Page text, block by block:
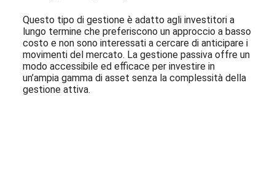
Questo tipo di gestione è adatto agli investitori a
lungo termine che preferiscono un approccio a basso
costo e non sono interessati a cercare di anticipare i
movimenti del mercato. La gestione passiva offre un
modo accessibile ed efficace per investire in
un’ampia gamma di asset senza la complessità della
gestione attiva.